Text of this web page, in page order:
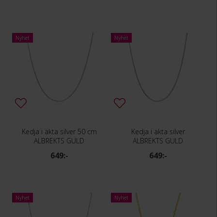
Nyhet
Kedja i äkta silver 50 cm
ALBREKTS GULD
649:-
Nyhet
Kedja i äkta silver
ALBREKTS GULD
649:-
Nyhet Nyhet